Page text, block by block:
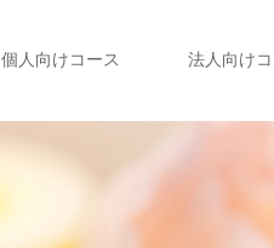
個人向けコース 法人向け